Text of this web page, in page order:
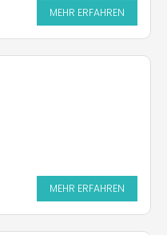
MEHR ERFAHREN
MEHR ERFAHREN